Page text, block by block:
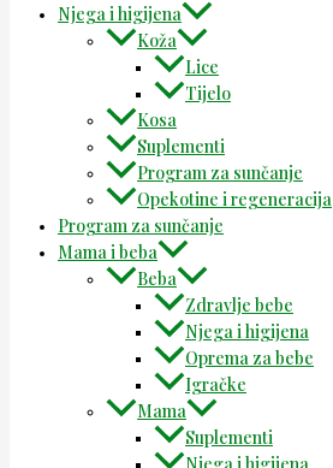
Njega i higijena
Koža
Lice
Tijelo
Kosa
Suplementi
Program za sunčanje
Opekotine i regeneracija
Program za sunčanje
Mama i beba
Beba
Zdravlje bebe
Njega i higijena
Oprema za bebe
Igračke
Mama
Suplementi